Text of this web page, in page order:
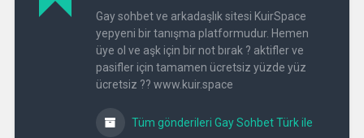
Gay sohbet ve arkadaşlık sitesi KuirSpace
yepyeni bir tanışma platformudur. Hemen
üye ol ve aşk için bir not bırak ? aktifler ve
pasifler için tamamen ücretsiz yüzde yüz
ücretsiz ?? www.kuir.space
Tüm gönderileri Gay Sohbet Türk ile